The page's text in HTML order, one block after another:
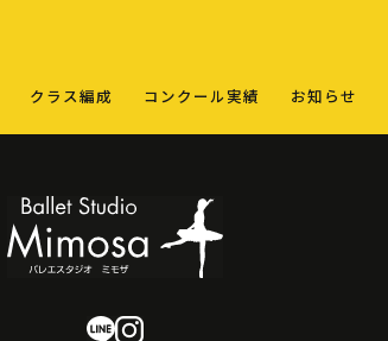
クラス編成 コンクール実績 お知らせ